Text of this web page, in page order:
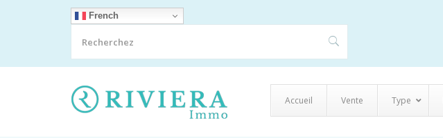
French
Accueil Vente Type